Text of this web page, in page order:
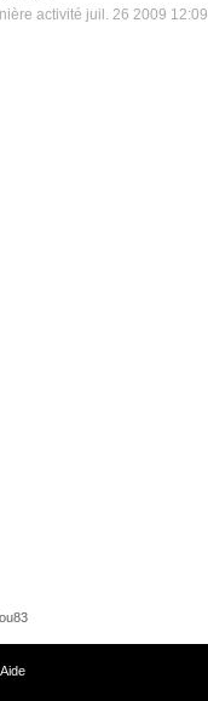
activité juil. 26 2009 12:09
Aide